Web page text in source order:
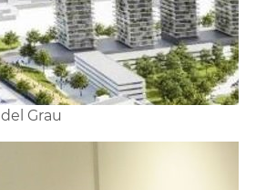
Grau